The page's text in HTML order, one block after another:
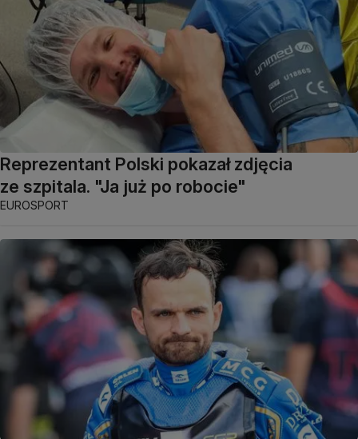
Reprezentant Polski pokazał zdjęcia
ze szpitala. "Ja już po robocie"
EUROSPORT